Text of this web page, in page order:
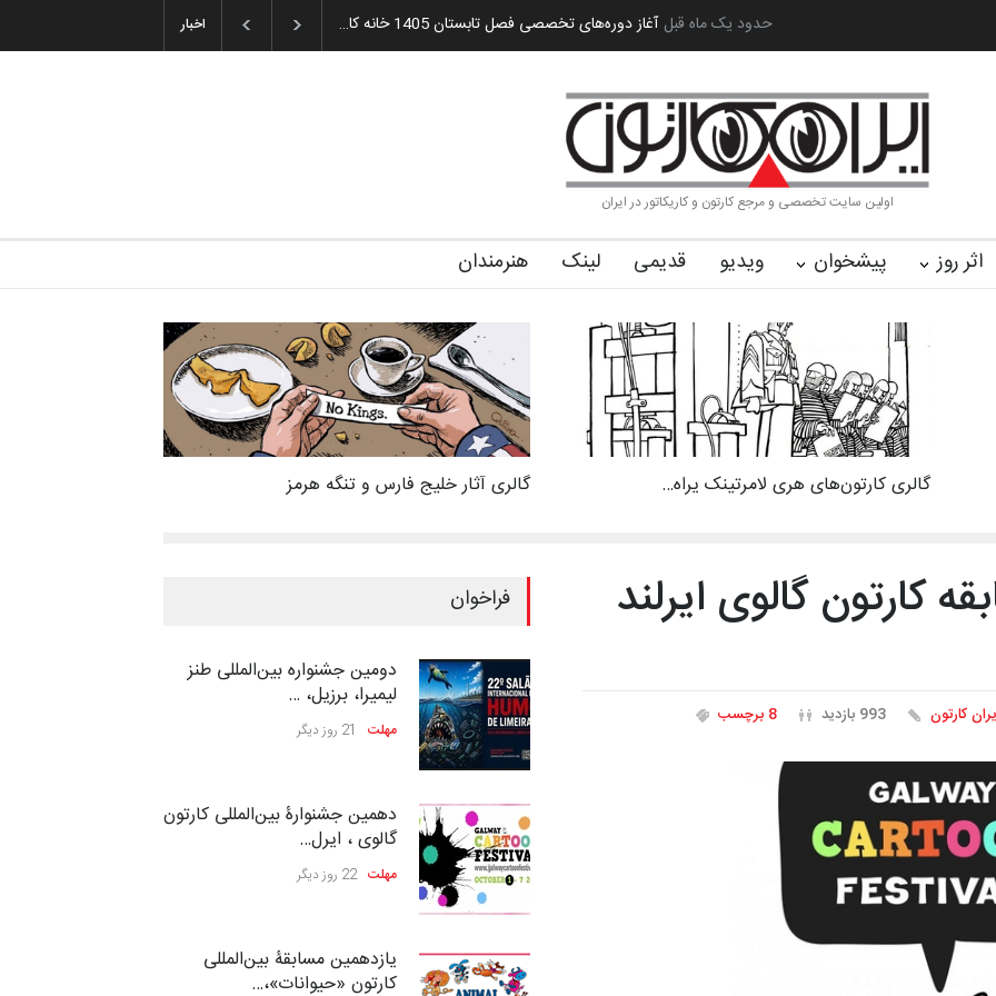
اخبار گزارش تصویری آیین اختتامیه و اهدای جوایز سوم… به یاد اردوغان باشول (۱۹۳۶–۲۰۲۶) بین‌المل… 2 ماه قبل
اولین سایت تخصصی و مرجع کارتون و کاریکاتور در ایران
اثر روز پیشخوان ویدیو قدیمی لینک هنرمندان
گالری آثار خلیج فارس و تنگه هرمز گالری کارتون‌های هری لامرتینک یراه…
کارتون گالوی ایرلند
کارتون 993 بازدید 8 برچسب
فراخوان
دومین جشنواره بین‌المللی طنز
لیمیرا، برزیل، …
مهلت 21 روز دیگر
دهمین جشنوارۀ بین‌المللی کارتون
گالوی ، ایرل…
مهلت 22 روز دیگر
یازدهمین مسابقۀ بین‌المللی
کارتون «حیوانات»،…